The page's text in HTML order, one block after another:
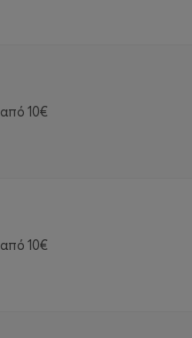
από 10€
από 10€